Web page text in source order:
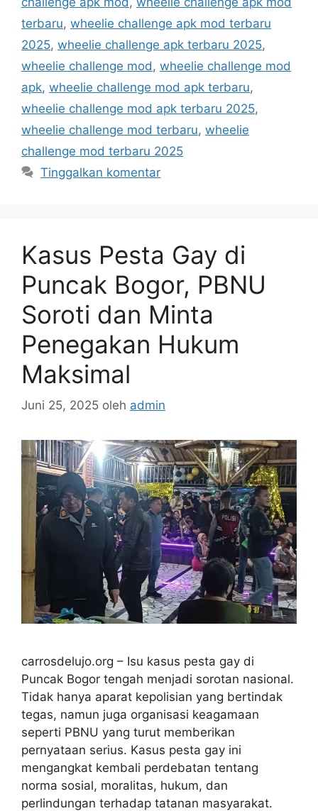
terbaru, wheelie challenge apk mod terbaru
2025, wheelie challenge apk terbaru 2025,
wheelie challenge mod , wheelie challenge mod
apk, wheelie challenge mod apk terbaru,
wheelie challenge mod apk terbaru 2025,
wheelie challenge mod terbaru, wheelie
challenge mod terbaru 2025
Tinggalkan komentar
Kasus Pesta Gay di
Puncak Bogor, PBNU
Soroti dan Minta
Penegakan Hukum
Maksimal
Juni 25, 2025 oleh admin
carrosdelujo.org – Isu kasus pesta gay di
Puncak Bogor tengah menjadi sorotan nasional.
Tidak hanya aparat kepolisian yang bertindak
tegas, namun juga organisasi keagamaan
seperti PBNU yang turut memberikan
pernyataan serius. Kasus pesta gay ini
mengangkat kembali perdebatan tentang
norma sosial, moralitas, hukum, dan
perlindungan terhadap tatanan masyarakat.